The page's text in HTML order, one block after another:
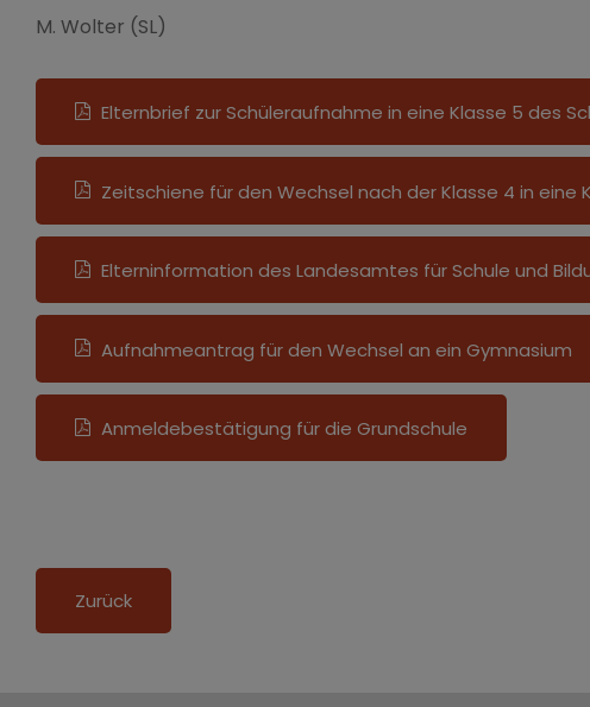
M. Wolter (SL)
Elternbrief zur Schüleraufnahme in eine Klasse 5 des
Zeitschiene für den Wechsel nach der Klasse 4 in eine
Elterninformation des Landesamtes für Schule und
Aufnahmeantrag für den Wechsel an ein Gymnasium
Anmeldebestätigung für die Grundschule
Zurück